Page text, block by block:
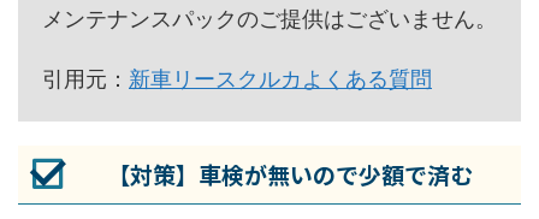
メンテナンスパックのご提供はございません。
引用元： 新車リースクルカよくある質問
【対策】車検が無いので少額で済む